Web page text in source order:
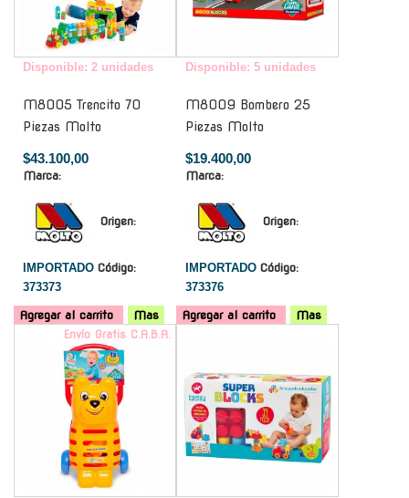
Disponible: 2 unidades
M8005 Trencito 70
Piezas Molto
$43.100,00
Marca:
Origen:
IMPORTADO Código:
373373
Agregar al carrito Mas
Disponible: 5 unidades
M8009 Bombero 25
Piezas Molto
$19.400,00
Marca:
Origen:
IMPORTADO Código:
373376
Agregar al carrito
Mas
Envío Gratis C.A.B.A.